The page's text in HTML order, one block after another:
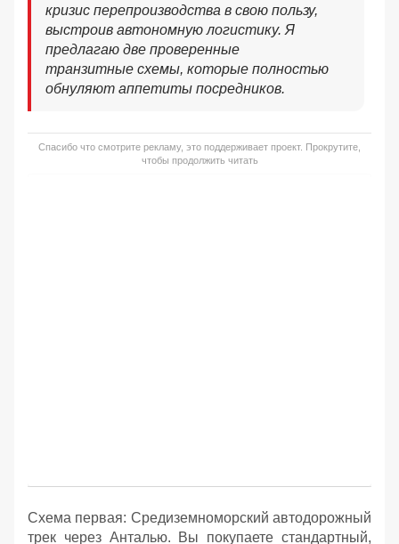
кризис перепроизводства в свою пользу,
выстроив автономную логистику. Я
предлагаю две проверенные
транзитные схемы, которые полностью
обнуляют аппетиты посредников.
Спасибо что смотрите рекламу, это поддерживает проект. Прокрутите,
чтобы продолжить читать
Схема первая: Средиземноморский автодорожный
трек через Анталью. Вы покупаете стандартный,